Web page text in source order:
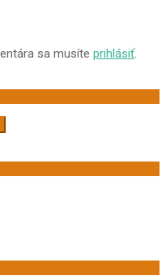
sa musíte prihlásiť.